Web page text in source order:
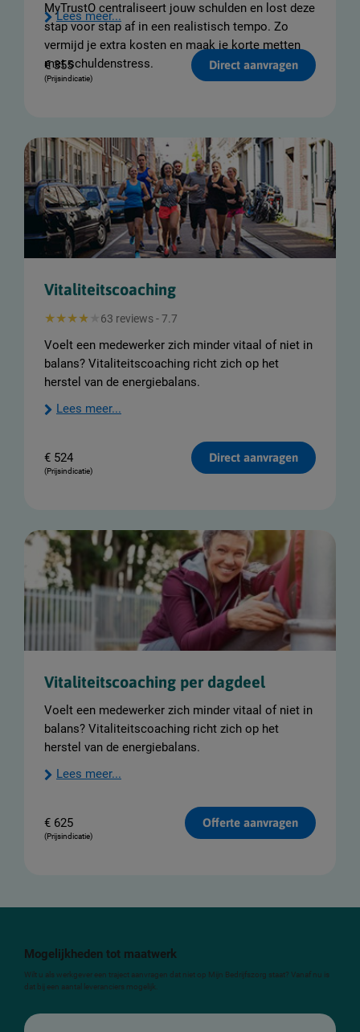
MyTrustO centraliseert jouw schulden en lost deze
stap voor stap af in een realistisch tempo. Zo
vermijd je extra kosten en maak je korte metten
met schuldenstress.
Lees meer...
€355
(Prijsindicatie)
Direct aanvragen
Vitaliteitscoaching
63 reviews - 7.7
Voelt een medewerker zich minder vitaal of niet in
balans? Vitaliteitscoaching richt zich op het
herstel van de energiebalans.
Lees meer...
€ 524
(Prijsindicatie)
Direct aanvragen
Vitaliteitscoaching per dagdeel
Voelt een medewerker zich minder vitaal of niet in
balans? Vitaliteitscoaching richt zich op het
herstel van de energiebalans.
Lees meer...
€ 625
(Prijsindicatie)
Offerte aanvragen
Mogelijkheden tot maatwerk
Wilt u als werkgever een traject aanvragen dat niet op Mijn Bedrijfszorg staat? Vanaf nu is
dat bij een aantal leveranciers mogelijk.